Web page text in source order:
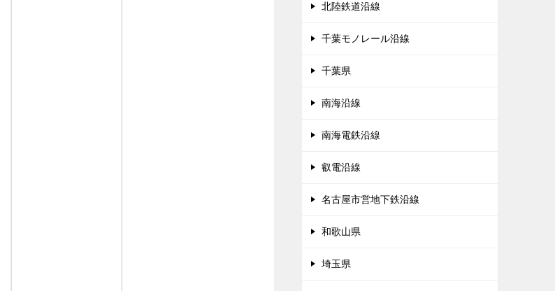
北陸鉄道沿線
千葉モノレール沿線
千葉県
南海沿線
南海電鉄沿線
叡電沿線
名古屋市営地下鉄沿線
和歌山県
埼玉県